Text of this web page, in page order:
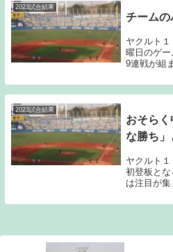
2023試合結果
チームの
ヤクルト
曜日のゲ
9連戦が組
激戦とな
分けを挟
2023試合結果
おそら
な勝ち」
ヤクルト
初登板と
は注目が集
ラつきが